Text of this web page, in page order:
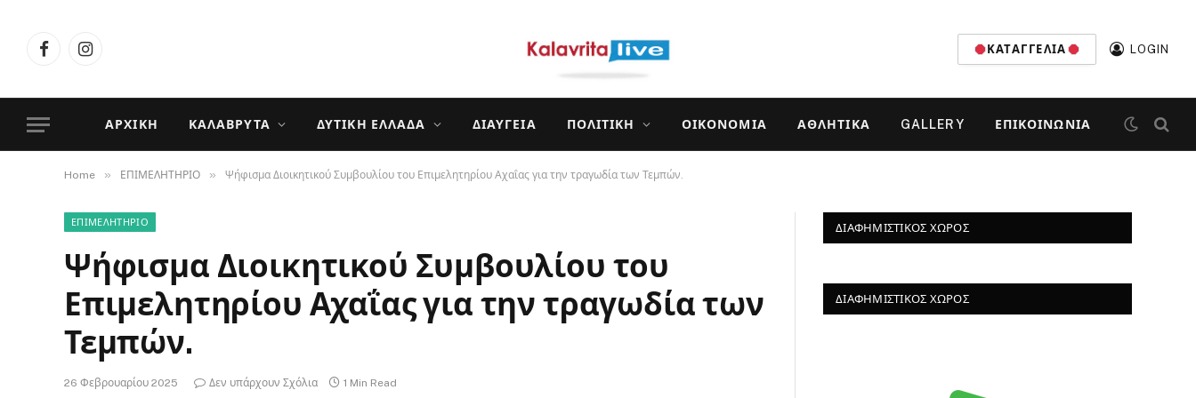
FacebookInstagram
ΚΑΤΑΓΓΕΛΊΑ LOGIN
ΑΡΧΙΚΉ ΚΑΛΆΒΡΥΤΑ ΔΥΤΙΚΉ ΕΛΛΆΔΑ ΔΙΑΎΓΕΙΑ ΠΟΛΙΤΙΚΉ ΟΙΚΟΝΟΜΊΑ ΑΘΛΗΤΙΚΆ GALLERY ΕΠΙΚΟΙΝΩΝΊΑ
Home » ΕΠΙΜΕΛΗΤΗΡΙΟ » Ψήφισμα Διοικητικού Συμβουλίου του Επιμελητηρίου Αχαΐας για την τραγωδία των Τεμπών.
ΕΠΙΜΕΛΗΤΗΡΙΟ
Ψήφισμα Διοικητικού Συμβουλίου του
Επιμελητηρίου Αχαΐας για την τραγωδία των
Τεμπών.
26 Φεβρουαρίου 2025 Δεν υπάρχουν Σχόλια 1 Min Read
ΔΙΑΦΗΜΙΣΤΙΚΌΣ ΧΏΡΟΣ
ΔΙΑΦΗΜΙΣΤΙΚΌΣ ΧΏΡΟΣ